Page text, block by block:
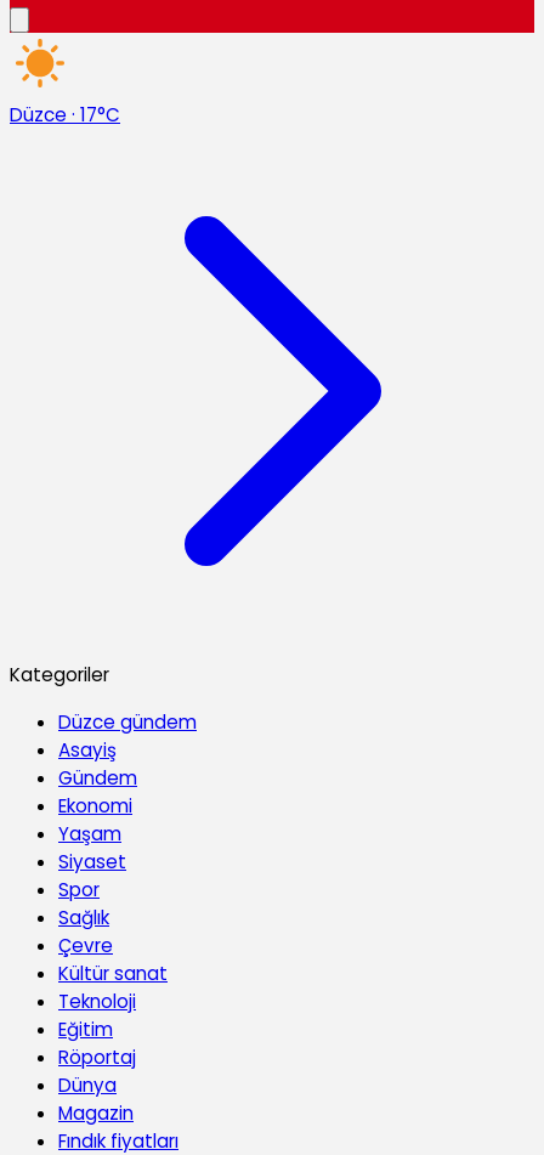
Düzce · 17°C
Kategoriler
Düzce gündem
Asayiş
Gündem
Ekonomi
Yaşam
Siyaset
Spor
Sağlık
Çevre
Kültür sanat
Teknoloji
Eğitim
Röportaj
Dünya
Magazin
Fındık fiyatları